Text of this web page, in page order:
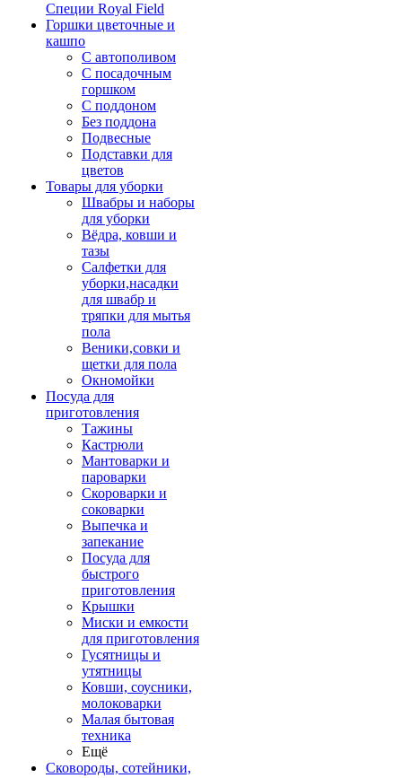
Специи Royal Field
Горшки цветочные и
кашпо
С автополивом
С посадочным
горшком
С поддоном
Без поддона
Подвесные
Подставки для
цветов
Товары для уборки
Швабры и наборы
для уборки
Вёдра, ковши и
тазы
Салфетки для
уборки,насадки
для швабр и
тряпки для мытья
пола
Веники,совки и
щетки для пола
Окномойки
Посуда для
приготовления
Тажины
Кастрюли
Мантоварки и
пароварки
Скороварки и
соковарки
Выпечка и
запекание
Посуда для
быстрого
приготовления
Крышки
Миски и емкости
для приготовления
Гусятницы и
утятницы
Ковши, соусники,
молоковарки
Малая бытовая
техника
Ещё
Сковороды, сотейники,